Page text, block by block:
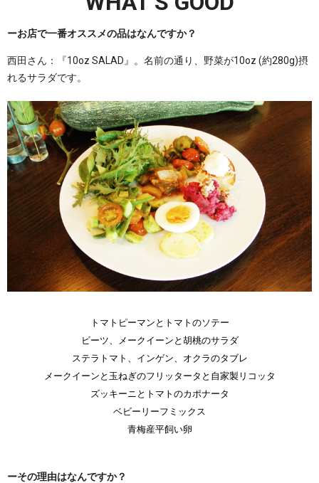
ーお店で一番オススメの品はなんですか？
西田さん：『10oz SALAD』。名前の通り、野菜が10oz (約280g)摂
れるサラダです。
トマトピーマンとトマトのソテー
ビーツ、メークイーンと胡桃のサラダ
ステラトマト、インゲン、オクラのタブレ
メークイーンと玉ねぎのフリッタータと自家製リコッタ
ズッキーニとトマトのカポナータ
ベビーリーフミックス
青梅産平飼い卵
ーその理由はなんですか？